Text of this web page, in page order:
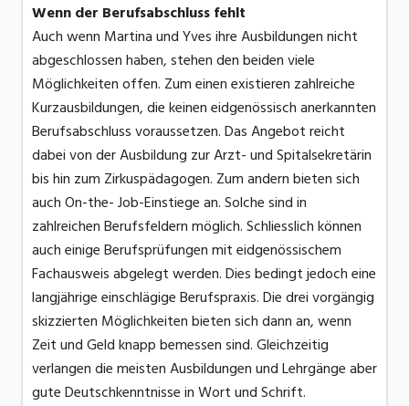
Wenn der Berufsabschluss fehlt
Auch wenn Martina und Yves ihre Ausbildungen nicht
abgeschlossen haben, stehen den beiden viele
Möglichkeiten offen. Zum einen existieren zahlreiche
Kurzausbildungen, die keinen eidgenössisch anerkannten
Berufsabschluss voraussetzen. Das Angebot reicht
dabei von der Ausbildung zur Arzt- und Spitalsekretärin
bis hin zum Zirkuspädagogen. Zum andern bieten sich
auch On-the- Job-Einstiege an. Solche sind in
zahlreichen Berufsfeldern möglich. Schliesslich können
auch einige Berufsprüfungen mit eidgenössischem
Fachausweis abgelegt werden. Dies bedingt jedoch eine
langjährige einschlägige Berufspraxis. Die drei vorgängig
skizzierten Möglichkeiten bieten sich dann an, wenn
Zeit und Geld knapp bemessen sind. Gleichzeitig
verlangen die meisten Ausbildungen und Lehrgänge aber
gute Deutschkenntnisse in Wort und Schrift.